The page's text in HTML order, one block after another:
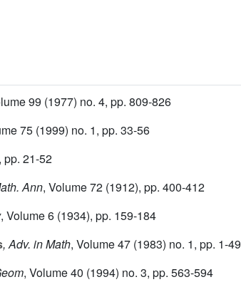
99 (1977) no. 4, pp. 809-826
75 (1999) no. 1, pp. 33-56
pp. 21-52
Ann, Volume 72 (1912), pp. 400-412
, Volume 6 (1934), pp. 159-184
, Adv. in Math, Volume 47 (1983) no. 1, pp. 1-49
, Volume 40 (1994) no. 3, pp. 563-594